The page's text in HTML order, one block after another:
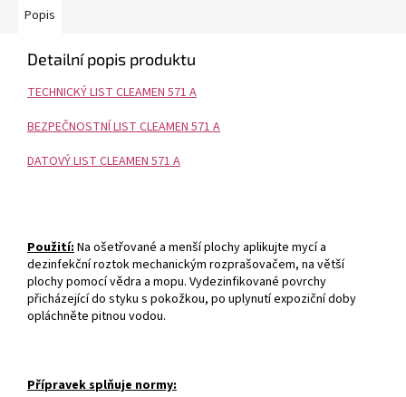
Popis
Detailní popis produktu
TECHNICKÝ LIST CLEAMEN 571 A
BEZPEČNOSTNÍ LIST CLEAMEN 571 A
DATOVÝ LIST CLEAMEN 571 A
Použití: Na ošetřované a menší plochy aplikujte mycí a
dezinfekční roztok mechanickým rozprašovačem, na větší
plochy pomocí vědra a mopu. Vydezinfikované povrchy
přicházející do styku s pokožkou, po uplynutí expoziční doby
opláchněte pitnou vodou.
Přípravek splňuje normy: